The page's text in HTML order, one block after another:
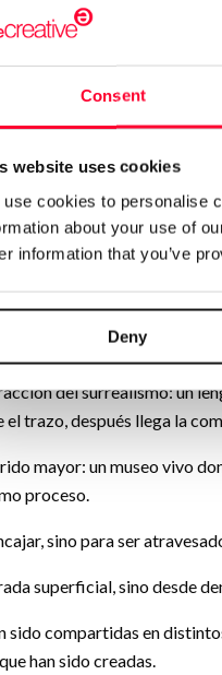
Consent
website uses cookies
use cookies to personalise
about your use of
information that you’ve
Deny
por el tiempo!
”
el instante previo a que
es el camino que estoy
del surrealismo: un
trazo, después llega la
mayor: un museo vivo
proceso.
sino para ser
superficial, sino desde
sido compartidas en
han sido creadas.